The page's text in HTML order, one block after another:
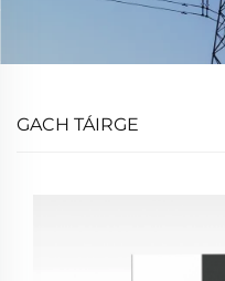
GACH TÁIRGE